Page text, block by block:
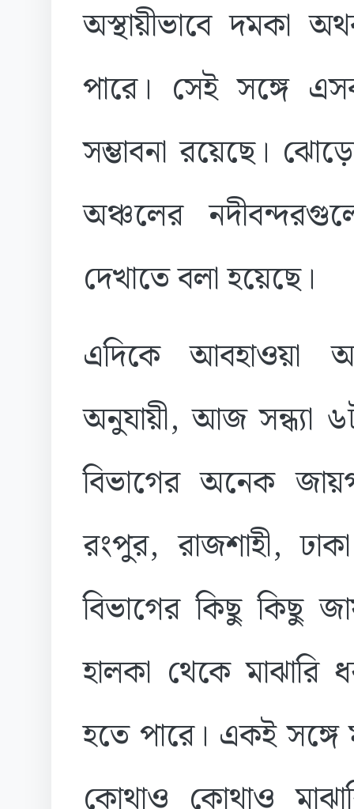
অস্থায়ীভাবে দমকা
পারে। সেই সঙ্গে
সম্ভাবনা রয়েছে।
অঞ্চলের
দেখাতে বলা হয়েছে।
এদিকে আবহাওয়া
অনুযায়ী, আজ সন্ধ্যা
বিভাগের অনেক
রংপুর, রাজশাহী,
বিভাগের কিছু কিছু
হালকা থেকে মাঝারি
হতে পারে। একই সঙ্গে